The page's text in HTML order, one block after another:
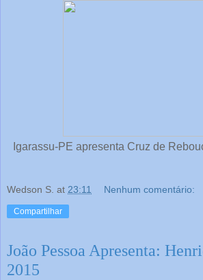
Igarassu-PE apresenta Cruz de
Wedson S. at 23:11 Nenhum comentário:
Compartilhar
João Pessoa Apresenta:
2015